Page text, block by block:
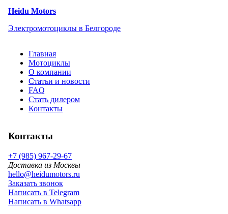
Heidu Motors
Электромотоциклы в Белгороде
Главная
Мотоциклы
О компании
Статьи и новости
FAQ
Стать дилером
Контакты
Контакты
+7 (985) 967-29-67
Доставка из Москвы
hello@heidumotors.ru
Заказать звонок
Написать в Telegram
Написать в Whatsapp